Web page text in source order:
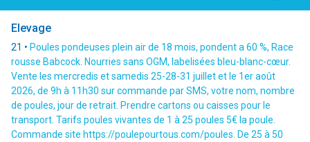
Elevage
21 • Poules pondeuses plein air de 18 mois, pondent a 60 %, Race
rousse Babcock. Nourries sans OGM, labelisées bleu-blanc-cœur.
Vente les mercredis et samedis 25-28-31 juillet et le 1er août
2026, de 9h à 11h30 sur commande par SMS, votre nom, nombre
de poules, jour de retrait. Prendre cartons ou caisses pour le
transport. Tarifs poules vivantes de 1 à 25 poules 5€ la poule.
Commande site https://poulepourtous.com/poules. De 25 à 50